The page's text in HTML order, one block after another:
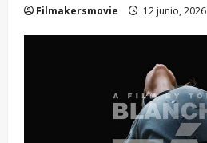
Filmakersmovie 12 junio, 2026